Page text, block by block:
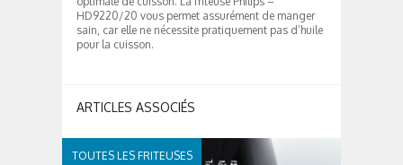
HD9220/20 vous permet assurément de manger
sain, car elle ne nécessite pratiquement pas d’huile
pour la cuisson.
ARTICLES ASSOCIÉS
TOUTES LES FRITEUSES